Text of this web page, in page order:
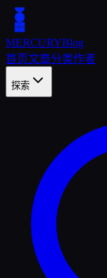
MERCURYBlog
首页文章分类作者
探索